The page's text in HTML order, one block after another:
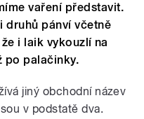
vaření představit.
druhů pánví včetně
i laik vykouzlí na
po palačinky.
jiný obchodní název
v podstatě dva.